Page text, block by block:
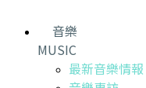
音樂
MUSIC
最新音樂情報